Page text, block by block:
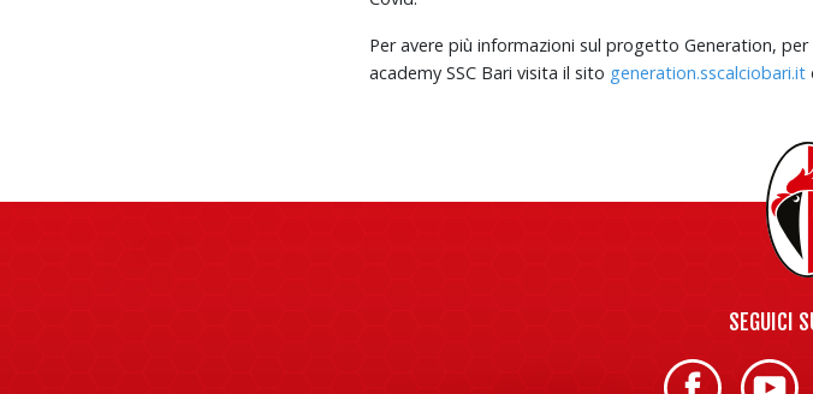
Per avere più informazioni sul progetto Generation,
academy SSC Bari visita il sito generation.sscalciobari.it
SEGUICI